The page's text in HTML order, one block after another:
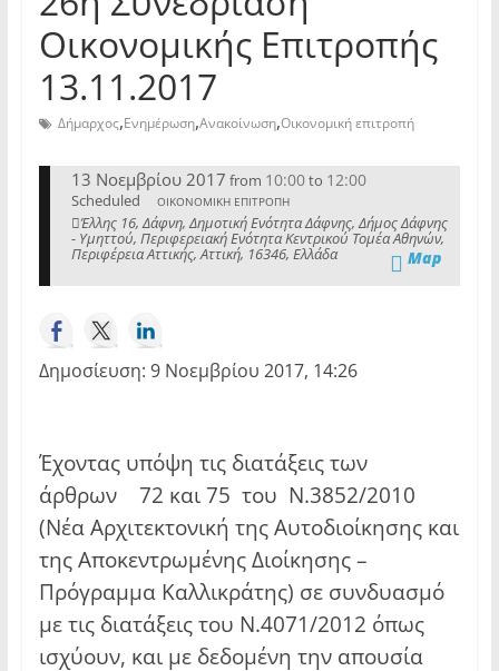
Οικονομικής Επιτροπής
13.11.2017
Δήμαρχος,Ενημέρωση,Ανακοίνωση,Οικονομική επιτροπή
13 Νοεμβρίου 2017 from 10:00to 12:00
Scheduled ΟΙΚΟΝΟΜΙΚΗ ΕΠΙΤΡΟΠΗ
Έλλης 16, Δάφνη, Δημοτική Ενότητα Δάφνης, Δήμος Δάφνης
- Υμηττού, Περιφερειακή Ενότητα Κεντρικού Τομέα Αθηνών,
Περιφέρεια Αττικής, Αττική, 16346, Ελλάδα Map
Δημοσίευση: 9 Νοεμβρίου 2017, 14:26
Έχοντας υπόψη τις διατάξεις των
άρθρων 72 και 75 του Ν.3852/2010
(Νέα Αρχιτεκτονική της Αυτοδιοίκησης και
της Αποκεντρωμένης Διοίκησης –
Πρόγραμμα Καλλικράτης) σε συνδυασμό
με τις διατάξεις του Ν.4071/2012 όπως
ισχύουν, και με δεδομένη την απουσία